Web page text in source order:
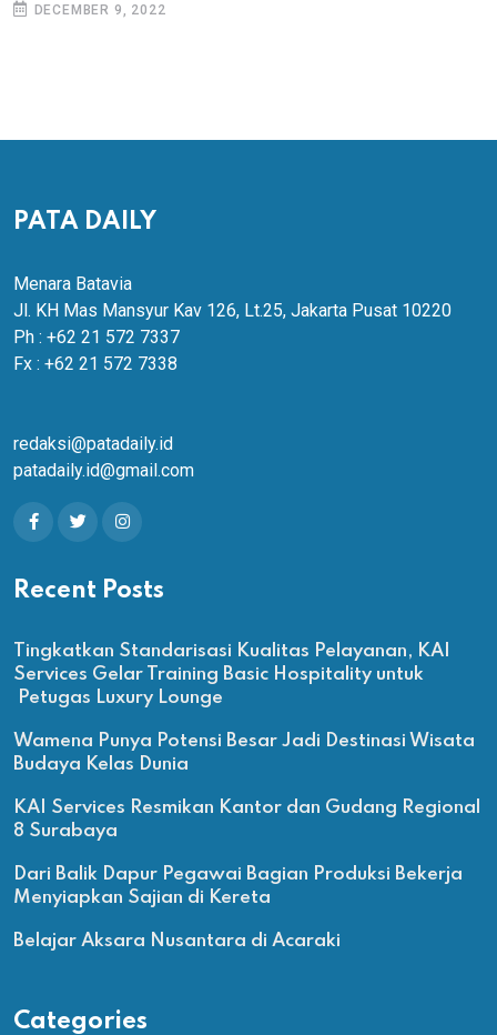
DECEMBER 9, 2022
PATA DAILY
Menara Batavia
Jl. KH Mas Mansyur Kav 126, Lt.25, Jakarta Pusat 10220
Ph : +62 21 572 7337
Fx : +62 21 572 7338
redaksi@patadaily.id
patadaily.id@gmail.com
Recent Posts
Tingkatkan Standarisasi Kualitas Pelayanan, KAI
Services Gelar Training Basic Hospitality untuk
Petugas Luxury Lounge
Wamena Punya Potensi Besar Jadi Destinasi Wisata
Budaya Kelas Dunia
KAI Services Resmikan Kantor dan Gudang Regional
8 Surabaya
Dari Balik Dapur Pegawai Bagian Produksi Bekerja
Menyiapkan Sajian di Kereta
Belajar Aksara Nusantara di Acaraki
Categories